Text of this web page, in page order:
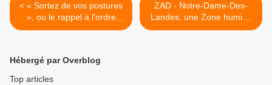
< « Sortez de vos postures
», ou le rappel à l'ordre
bienvenu (Marianne)
ZAD - Notre-Dame-Des-
Landes, une Zone humide
à défendre >
Hébergé par Overblog
Top articles